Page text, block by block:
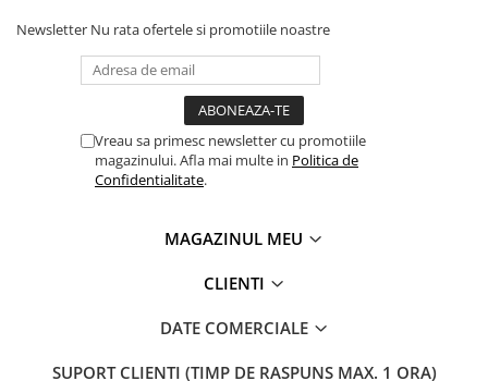
Newsletter Nu rata ofertele si promotiile noastre
Vreau sa primesc newsletter cu promotiile
magazinului. Afla mai multe in Politica de
Confidentialitate.
MAGAZINUL MEU
CLIENTI
DATE COMERCIALE
SUPORT CLIENTI (TIMP DE RASPUNS MAX. 1 ORA)